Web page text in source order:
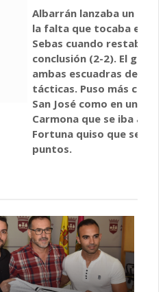
Albarrán lanzaba un
la falta que tocaba el
Sebas cuando restaban
conclusión (2-2). El gol
ambas escuadras
tácticas. Puso más
San José como en un
Carmona que se iba al
Fortuna quiso que se
puntos.